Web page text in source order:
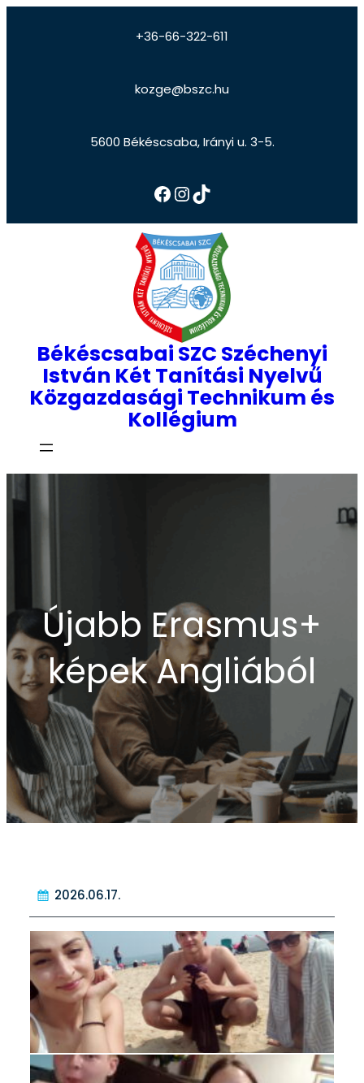
+36-66-322-611
kozge@bszc.hu
5600 Békéscsaba, Irányi u. 3-5.
Békéscsabai SZC Széchenyi
István Két Tanítási Nyelvű
Közgazdasági Technikum és
Kollégium
Újabb Erasmus+
képek Angliából
2026.06.17.